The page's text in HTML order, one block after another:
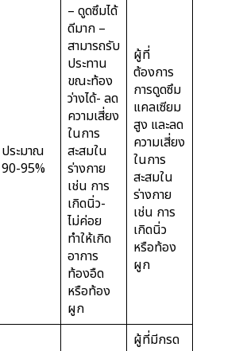
ประมาณ
90-95%
– ดูดซึมได้
ดีมาก –
สามารถรับ
ประทาน
ขณะท้อง
ว่างได้- ลด
ความเสี่ยง
ในการ
สะสมใน
ร่างกาย
เช่น การ
เกิดนิ่ว-
ไม่ค่อย
ทำให้เกิด
อาการ
ท้องอืด
หรือท้อง
ผูก
ผู้ที่
ต้องการ
การดูดซึม
แคลเซียม
สูง และลด
ความเสี่ยง
ในการ
สะสมใน
ร่างกาย
เช่น การ
เกิดนิ่ว
หรือท้อง
ผูก
ผู้ที่มีกรด